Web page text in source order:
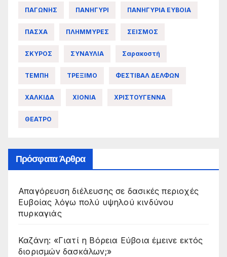
ΠΑΓΩΝΗΣ ΠΑΝΗΓΥΡΙ ΠΑΝΗΓΥΡΙΑ ΕΥΒΟΙΑ
ΠΑΣΧΑ ΠΛΗΜΜΥΡΕΣ ΣΕΙΣΜΟΣ
ΣΚΥΡΟΣ ΣΥΝΑΥΛΙΑ Σαρακοστή
ΤΕΜΠΗ ΤΡΕΞΙΜΟ ΦΕΣΤΙΒΑΛ ΔΕΛΦΩΝ
ΧΑΛΚΙΔΑ ΧΙΟΝΙΑ ΧΡΙΣΤΟΥΓΕΝΝΑ
ΘΕΑΤΡΟ
Πρόσφατα Άρθρα
Απαγόρευση διέλευσης σε δασικές περιοχές
Ευβοίας λόγω πολύ υψηλού κινδύνου
πυρκαγιάς
Καζάνη: «Γιατί η Βόρεια Εύβοια έμεινε εκτός
διορισμών δασκάλων;»